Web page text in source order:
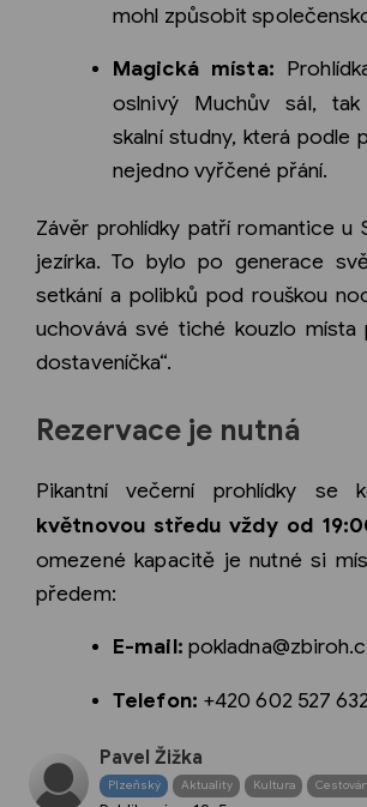
mohl způsobit
Magická místa:
oslnivý Muchův sál,
skalní studny, která podle
nejedno vyřčené přání.
Závěr prohlídky patří romantice u
jezírka. To bylo po generace
setkání a polibků pod rouškou
uchovává své tiché kouzlo místa
dostaveníčka“.
Rezervace je nutná
Pikantní večerní prohlídky se
květnovou středu vždy od
omezené kapacitě je nutné si
předem:
E-mail:
Telefon: +420 602 527 632
Pavel Žižka
Plzeňský Aktuality Kultura